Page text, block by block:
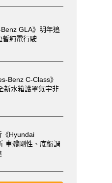
GLA》明年追
暫純電行駛
Benz C-Class》
新水箱護罩氣宇非
《Hyundai
車體剛性、底盤調